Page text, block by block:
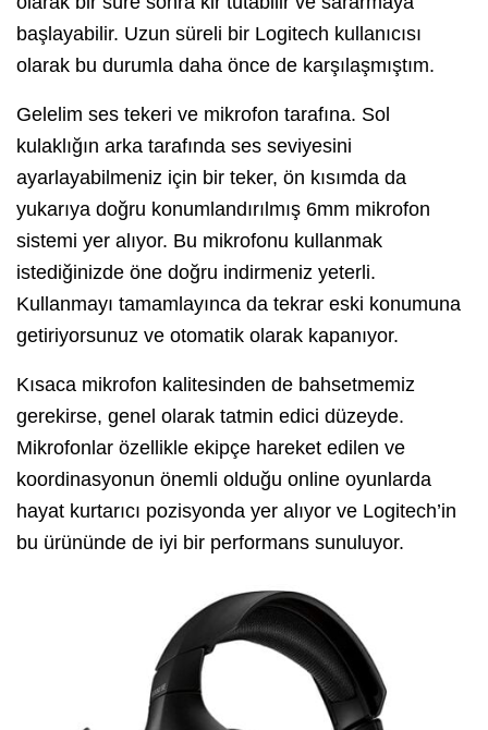
başlayabilir. Uzun süreli bir Logitech kullanıcısı
olarak bu durumla daha önce de karşılaşmıştım.
Gelelim ses tekeri ve mikrofon tarafına. Sol
kulaklığın arka tarafında ses seviyesini
ayarlayabilmeniz için bir teker, ön kısımda da
yukarıya doğru konumlandırılmış 6mm mikrofon
sistemi yer alıyor. Bu mikrofonu kullanmak
istediğinizde öne doğru indirmeniz yeterli.
Kullanmayı tamamlayınca da tekrar eski konumuna
getiriyorsunuz ve otomatik olarak kapanıyor.
Kısaca mikrofon kalitesinden de bahsetmemiz
gerekirse, genel olarak tatmin edici düzeyde.
Mikrofonlar özellikle ekipçe hareket edilen ve
koordinasyonun önemli olduğu online oyunlarda
hayat kurtarıcı pozisyonda yer alıyor ve Logitech’in
bu ürününde de iyi bir performans sunuluyor.